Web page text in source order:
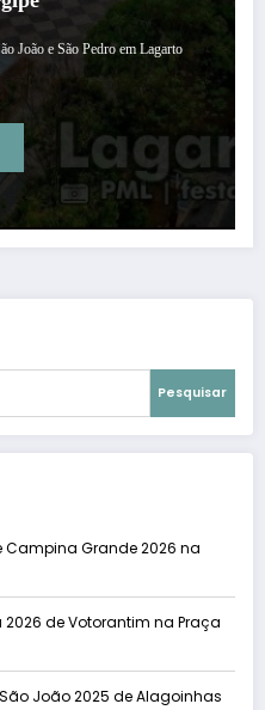
João e São Pedro em Lagarto
Pesquisar
Grande 2026 na
de Votorantim na Praça
João 2025 de Alagoinhas